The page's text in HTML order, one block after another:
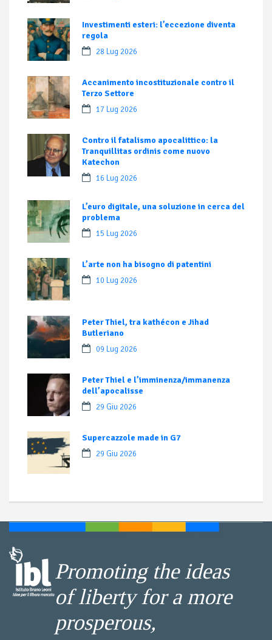
Investimenti esteri: l’eccezione diventa
regola
28 Lug 2026
Accanimento incostituzionale contro il
Terzo Settore
17 Lug 2026
Contro il fatalismo apocalittico: la
Tranquillitas ordinis come nuovo
Katechon
16 Lug 2026
L’euro digitale, una soluzione in cerca del
problema
15 Lug 2026
L’arte non ha bisogno di patentini
10 Lug 2026
Peter Thiel, tra kathécon e Jihad
Butleriano
09 Lug 2026
Peter Thiel e l’imminenza/immanenza
dell’apocalisse
29 Giu 2026
Supercazzole made in G7
29 Giu 2026
Promoting the ideas
of liberty for a more
prosperous,